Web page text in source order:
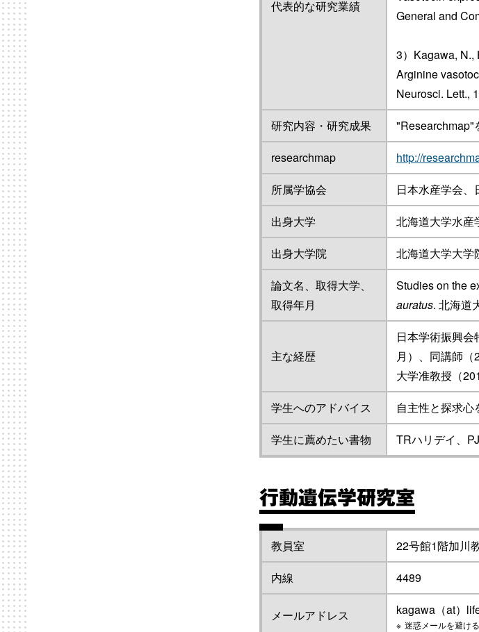
代表的な研究業績
General and
3）Kagawa, N.,
Arginine
Neurosci. Lett.,
研究内容・研究成果
"Researchmap"
researchmap
http://
所属学協会
日本水産学会
出身大学
北海道大学水産
出身大学院
北海道大学大学
論文名、取得大学、
取得年月
Studies on the
auratus. 北海道
主な経歴
日本学術振興
月）、同講師
大学准教授（
学生へのアドバイス
自主性と探求心
学生に薦めたい書物
TRハリデイ、
行動遺伝学研究室
教員室
22号館1階加川
内線
4489
メールアドレス kagawa（at）
迷惑メールを避け